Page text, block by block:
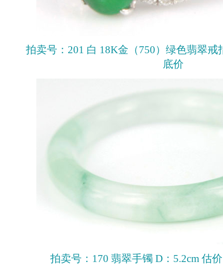
拍卖号：201 白 18K金（750）绿色翡翠
底价
拍卖号：170 翡翠手镯 D：5.2cm 估